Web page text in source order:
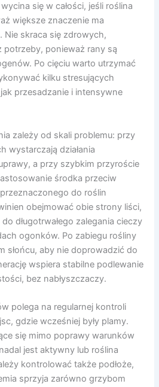
się w całości, jeśli roślina
większe znaczenie ma
Nie skraca się zdrowych,
ponieważ rany są
Po cięciu warto utrzymać
kilku stresujących
przesadzanie i intensywne
zależy od skali problemu: przy
wystarczają działania
a przy szybkim przyroście
środka przeciw
do roślin
obejmować obie strony liści,
długotrwałego zalegania cieczy
ogonków. Po zabiegu rośliny
słońcu, aby nie doprowadzić do
wspiera stabilne podlewanie
bez nabłyszczaczy.
polega na regularnej kontroli
gdzie wcześniej były plamy.
się mimo poprawy warunków
jest aktywny lub roślina
kontrolować także podłoże,
sprzyja zarówno grzybom